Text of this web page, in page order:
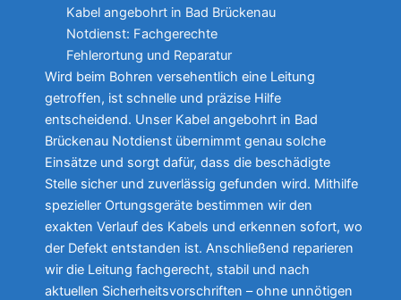
Kabel angebohrt in Bad Brückenau
Notdienst: Fachgerechte
Fehlerortung und Reparatur
Wird beim Bohren versehentlich eine Leitung
getroffen, ist schnelle und präzise Hilfe
entscheidend. Unser Kabel angebohrt in Bad
Brückenau Notdienst übernimmt genau solche
Einsätze und sorgt dafür, dass die beschädigte
Stelle sicher und zuverlässig gefunden wird. Mithilfe
spezieller Ortungsgeräte bestimmen wir den
exakten Verlauf des Kabels und erkennen sofort, wo
der Defekt entstanden ist. Anschließend reparieren
wir die Leitung fachgerecht, stabil und nach
aktuellen Sicherheitsvorschriften – ohne unnötigen